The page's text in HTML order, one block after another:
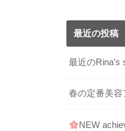
最近の投稿
最近のRina’s
春の定番美容
NEW